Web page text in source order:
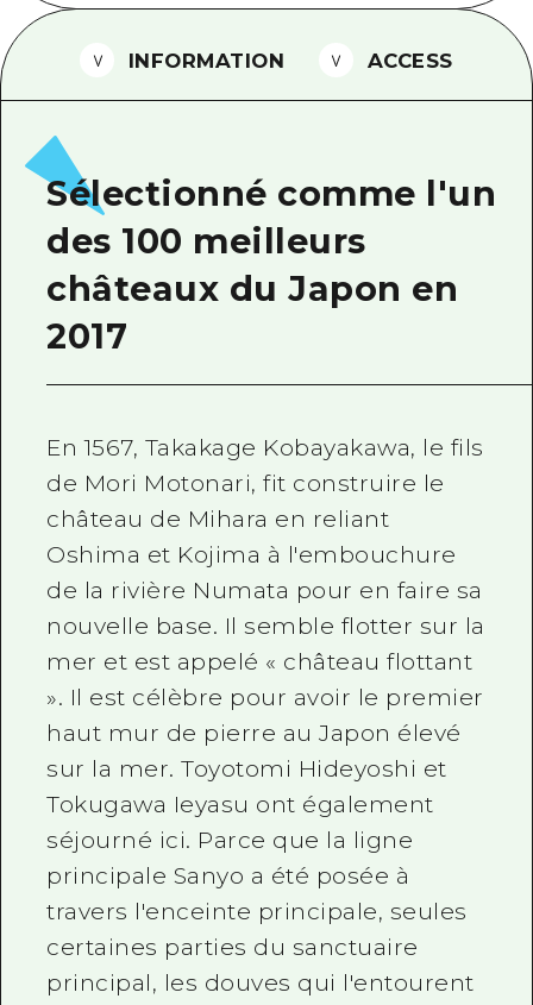
Téléchargement de Photos
Informations sur le transport en
Brochure touristique
INFORMATION ACCESS
Sélectionné comme l'un
des 100 meilleurs
châteaux du Japon en
2017
En 1567, Takakage Kobayakawa, le fils
de Mori Motonari, fit construire le
château de Mihara en reliant
Oshima et Kojima à l'embouchure
de la rivière Numata pour en faire sa
nouvelle base. Il semble flotter sur la
mer et est appelé « château flottant
». Il est célèbre pour avoir le premier
haut mur de pierre au Japon élevé
sur la mer. Toyotomi Hideyoshi et
Tokugawa Ieyasu ont également
séjourné ici. Parce que la ligne
principale Sanyo a été posée à
travers l'enceinte principale, seules
certaines parties du sanctuaire
principal, les douves qui l'entourent